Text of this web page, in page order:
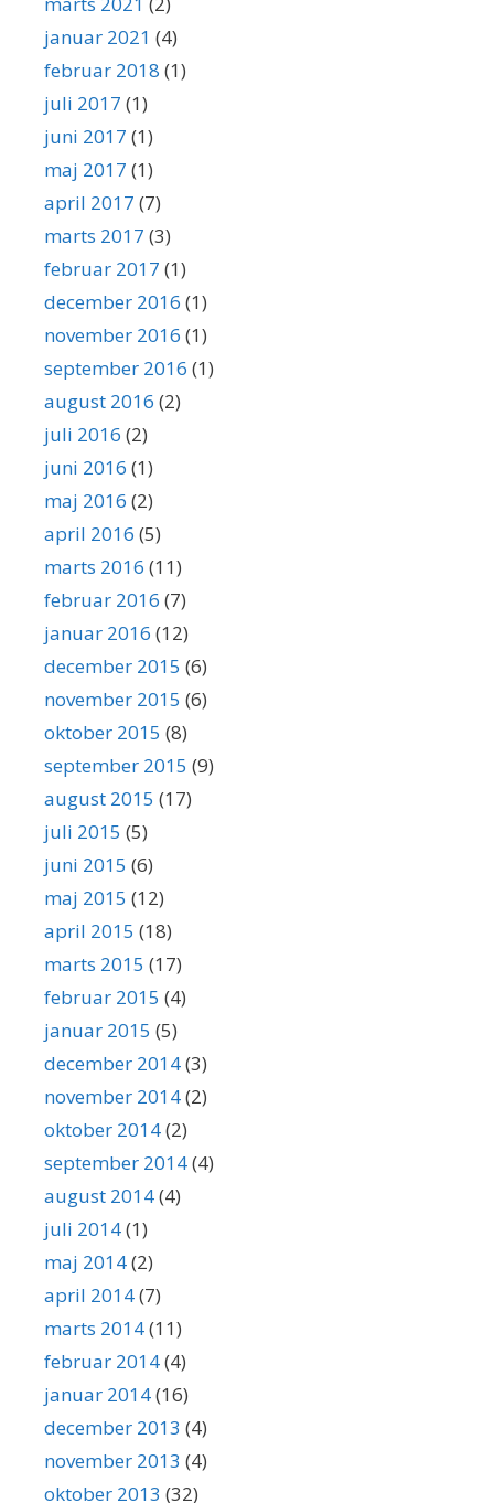
januar 2021 (4)
februar 2018 (1)
juli 2017 (1)
juni 2017 (1)
maj 2017 (1)
april 2017 (7)
marts 2017 (3)
februar 2017 (1)
december 2016 (1)
november 2016 (1)
september 2016 (1)
august 2016 (2)
juli 2016 (2)
juni 2016 (1)
maj 2016 (2)
april 2016 (5)
marts 2016 (11)
februar 2016 (7)
januar 2016 (12)
december 2015 (6)
november 2015 (6)
oktober 2015 (8)
september 2015 (9)
august 2015 (17)
juli 2015 (5)
juni 2015 (6)
maj 2015 (12)
april 2015 (18)
marts 2015 (17)
februar 2015 (4)
januar 2015 (5)
december 2014(3)
november 2014(2)
oktober 2014(2)
september 2014(4)
august 2014(4)
juli 2014(1)
maj 2014(2)
april 2014(7)
marts 2014(11)
februar 2014(4)
januar 2014(16)
december 2013 (4)
november 2013 (4)
oktober 2013 (32)